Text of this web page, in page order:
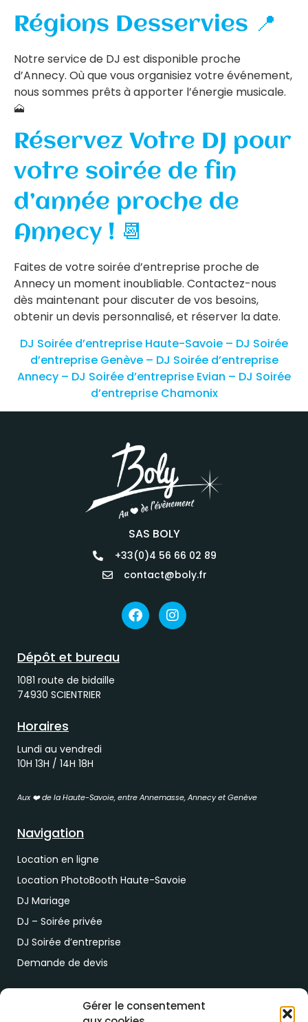
Gérer le consentement
Régions Desservies 📍
Notre service de DJ est disponible proche
d’Annecy. Où que vous organisiez votre événement,
nous sommes prêts à apporter l’énergie musicale.
🗻
Réservez Votre DJ pour
votre soirée de fin
d’année proche de
Annecy ! 📆
Faites de votre soirée d’entreprise proche de
Annecy un moment inoubliable. Contactez-nous
dès maintenant pour discuter de vos besoins,
obtenir un devis personnalisé, et réserver la date.
DJ Soirée d’entreprise Haute-Savoie – DJ Soirée
d’entreprise Genève – DJ Soirée d’entreprise
Annecy – DJ Soirée d’entreprise Evian – DJ Soirée
d’entreprise Chamonix
SAS BOLY
+33(0)4 56 66 02 89
contact@boly.fr
Dépôt et bureau
1081 route de bidaille
74930 SCIENTRIER
Horaires
Lundi au vendredi
10H 13H / 14H 18H
Aux ❤️ de la Haute-Savoie, entre Annemasse, Annecy et Genève
Navigation
Location en ligne
Location PhotoBooth Haute-Savoie
DJ Mariage
DJ – Soirée privée
DJ Soirée d’entreprise
Demande de devis
Paiement & RDV